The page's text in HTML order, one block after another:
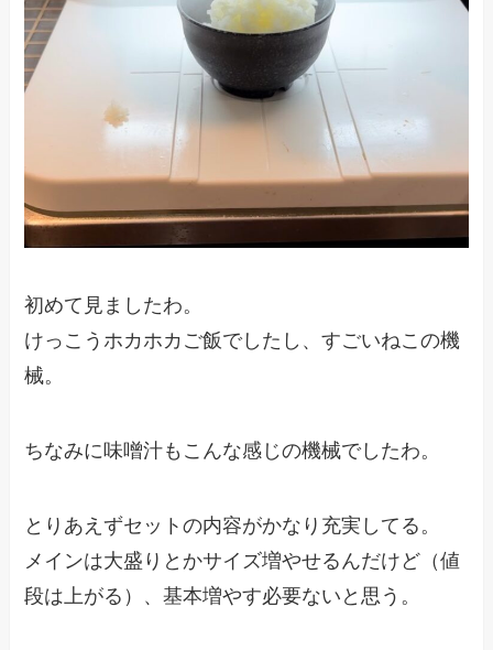
初めて見ましたわ。
けっこうホカホカご飯でしたし、すごいねこの機
械。
ちなみに味噌汁もこんな感じの機械でしたわ。
とりあえずセットの内容がかなり充実してる。
メインは大盛りとかサイズ増やせるんだけど（値
段は上がる）、基本増やす必要ないと思う。